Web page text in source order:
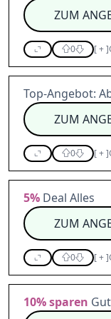
ZUM
0 [+]
Top-Angebot:
ZUM
0 [+]
5% Deal Alles
ZUM
0 [+]
10%sparen